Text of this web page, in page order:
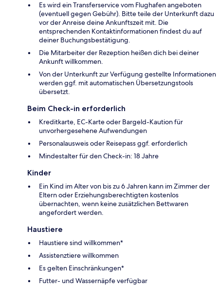
Es wird ein Transferservice vom Flughafen angeboten
(eventuell gegen Gebühr). Bitte teile der Unterkunft dazu
vor der Anreise deine Ankunftszeit mit. Die
entsprechenden Kontaktinformationen findest du auf
deiner Buchungsbestätigung.
Die Mitarbeiter der Rezeption heißen dich bei deiner
Ankunft willkommen.
Von der Unterkunft zur Verfügung gestellte Informationen
werden ggf. mit automatischen Übersetzungstools
übersetzt.
Beim Check-in erforderlich
Kreditkarte, EC-Karte oder Bargeld-Kaution für
unvorhergesehene Aufwendungen
Personalausweis oder Reisepass ggf. erforderlich
Mindestalter für den Check-in: 18 Jahre
Kinder
Ein Kind im Alter von bis zu 6 Jahren kann im Zimmer der
Eltern oder Erziehungsberechtigten kostenlos
übernachten, wenn keine zusätzlichen Bettwaren
angefordert werden.
Haustiere
Haustiere sind willkommen*
Assistenztiere willkommen
Es gelten Einschränkungen*
Futter- und Wassernäpfe verfügbar